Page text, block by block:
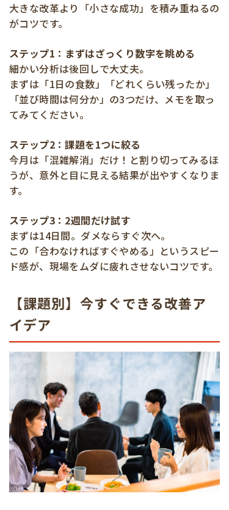
大きな改革より「小さな成功」を積み重ねるの
がコツです。
ステップ1：まずはざっくり数字を眺める
細かい分析は後回しで大丈夫。
まずは「1日の食数」「どれくらい残ったか」
「並び時間は何分か」の3つだけ、メモを取っ
てみてください。
ステップ2：課題を1つに絞る
今月は「混雑解消」だけ！と割り切ってみるほ
うが、意外と目に見える結果が出やすくなりま
す。
ステップ3：2週間だけ試す
まずは14日間。ダメならすぐ次へ。
この「合わなければすぐやめる」というスピー
ド感が、現場をムダに疲れさせないコツです。
【課題別】今すぐできる改善ア
イデア